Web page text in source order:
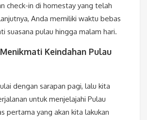
check-in di homestay yang telah
Anda memiliki waktu bebas
suasana pulau hingga malam hari.
Keindahan Pulau
dengan sarapan pagi, lalu kita
untuk menjelajahi Pulau
pertama yang akan kita lakukan